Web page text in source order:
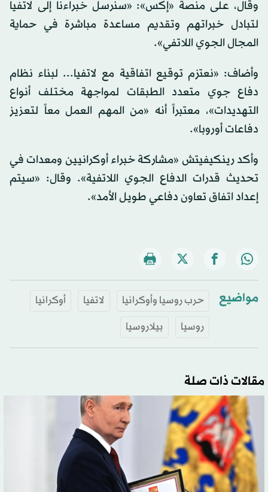
وقال، على منصة «إكس»: «سنرسل خبراءنا إلى لاتفيا
لتبادل خبراتهم وتقديم مساعدة مباشرة في حماية
المجال الجوي اللاتفي».
وأضاف: «نعتزم توقيع اتفاقية مع لاتفيا... لبناء نظام
دفاع جوي متعدد الطبقات لمواجهة مختلف أنواع
التهديدات»، معتبراً أنه «من المهم العمل معاً لتعزيز
دفاعات أوروبا».
وأكد رينكيفيتش «مشاركة خبراء أوكرانيين ومعدات في
تحديث قدرات الدفاع الجوي اللاتفية». وقال: «سيتم
إعداد اتفاق تعاون دفاعي طويل الأمد».
مواضيع حرب روسيا وأوكرانيا لاتفيا
أوكرانيا
روسيا
بيلاروسيا
مقالات ذات صلة